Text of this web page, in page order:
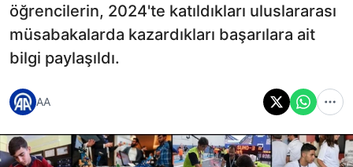
öğrencilerin, 2024'te katıldıkları uluslararası
müsabakalarda kazardıkları başarılara ait
bilgi paylaşıldı.
AA